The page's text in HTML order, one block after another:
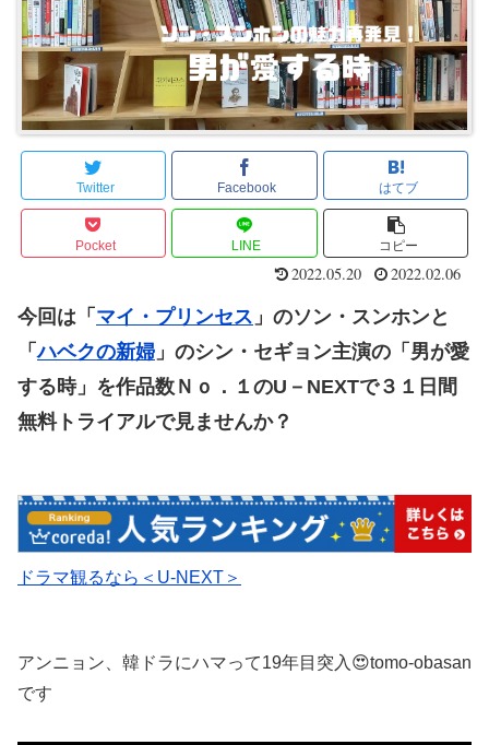
Twitter Facebook はてブ
Pocket LINE コピー
2022.05.20 2022.02.06
今回は「 マイ・プリンセス 」のソン・スンホンと
「ハベクの新婦 」のシン・セギョン主演の「男が愛
する時」 を作品数Ｎｏ．１のU－NEXTで３１日間
無料トライアルで見ませんか？
ドラマ観るなら＜U-NEXT＞
アンニョン、韓ドラにハマって19年目突入😍tomo-obasan
です